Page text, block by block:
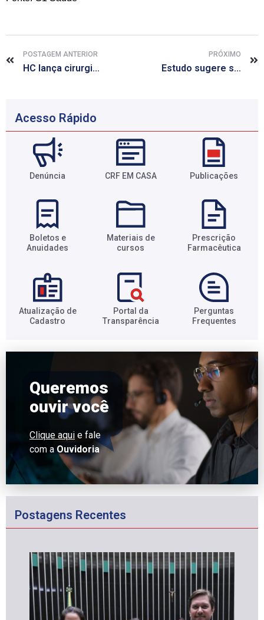
POSTAGEM ANTERIOR
HC lança cirurgia inédita no SUS para tratar hérnia de disco
PRÓXIMO
Estudo sugere ser possível apagar memórias específicas
Acesso Rápido
Denúncia CRF EM CASA Publicações
Boletos e
Anuidades​
Materiais de
cursos​
Prescrição
Farmacêutica​
Atualização de
Cadastro​
Portal da
Transparência​
Perguntas
Frequentes​
Queremos
ouvir você
Clique aqui e fale
com a Ouvidoria
Postagens Recentes